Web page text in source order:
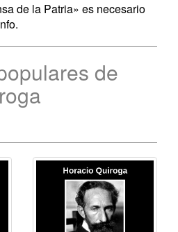
de la Patria» es necesario
de